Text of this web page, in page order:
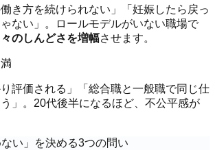
働き方を続けられない」「妊娠したら戻っ
ない」。ロールモデルがいない職場で
のしんどさを増幅させます。
り評価される」「総合職と一般職で同じ仕
」。20代後半になるほど、不公平感が
い」を決める3つの問い